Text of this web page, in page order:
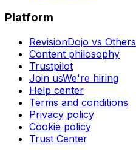
Platform
RevisionDojo vs Others
Content philosophy
Trustpilot
Join usWe're hiring
Help center
Terms and conditions
Privacy policy
Cookie policy
Trust Center